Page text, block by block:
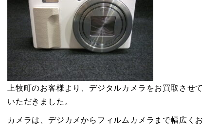
上牧町のお客様より、デジタルカメラをお買取させて
いただきました。
カメラは、デジカメからフィルムカメラまで幅広くお